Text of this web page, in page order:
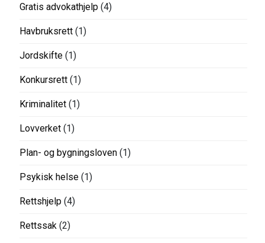
Gratis advokathjelp (4)
Havbruksrett (1)
Jordskifte (1)
Konkursrett (1)
Kriminalitet (1)
Lovverket (1)
Plan- og bygningsloven (1)
Psykisk helse (1)
Rettshjelp (4)
Rettssak (2)